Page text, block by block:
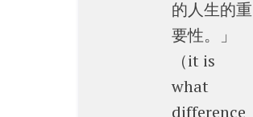
的人生的重
要性。」
（it is
what
difference